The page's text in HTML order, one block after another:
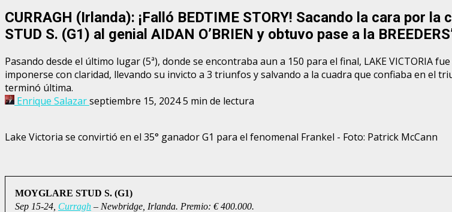
CURRAGH (Irlanda): ¡Falló BEDTIME STORY! Sacando la cara por
STUD S. (G1) al genial AIDAN O’BRIEN y obtuvo pase a la
Pasando desde el último lugar (5ª), donde se encontraba aun a 150 para el final, LAKE VICTORIA
imponerse con claridad, llevando su invicto a 3 triunfos y salvando a la cuadra que confiaba en el
terminó última.
Enrique Salazarseptiembre 15, 20245 min de lectura
Lake Victoria se convirtió en el 35° ganador G1 para el fenomenal Frankel - Foto: Patrick McCann
MOYGLARE STUD S. (G1)
Sep 15-24, Curragh – Newbridge, Irlanda. Premio: € 400.000.